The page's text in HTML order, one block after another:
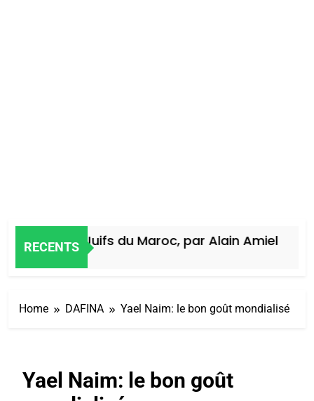
RECENTS
des Juifs du Maroc, par Alain Amiel
Home DAFINA Yael Naim: le bon goût mondialisé
Yael Naim: le bon goût